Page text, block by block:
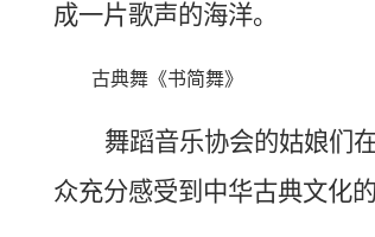
成一片歌声的海洋。
古典舞《书简舞》
舞蹈音乐协会的姑娘们
众充分感受到中华古典文化